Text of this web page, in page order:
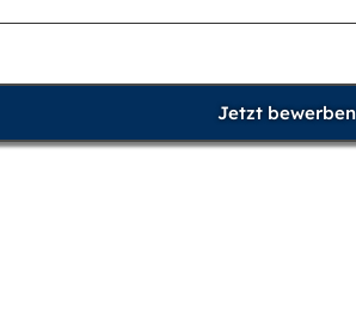
Jetzt bewerben